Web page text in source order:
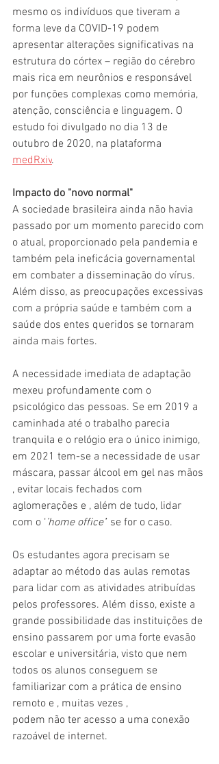
mesmo os indivíduos que tiveram a
forma leve da COVID-19 podem
apresentar alterações significativas na
estrutura do córtex – região do cérebro
mais rica em neurônios e responsável
por funções complexas como memória,
atenção, consciência e linguagem. O
estudo foi divulgado no dia 13 de
outubro de 2020, na plataforma
medRxiv.
Impacto do "novo normal"
A sociedade brasileira ainda não havia
passado por um momento parecido com
o atual, proporcionado pela pandemia e
também pela ineficácia governamental
em combater a disseminação do vírus.
Além disso, as preocupações excessivas
com a própria saúde e também com a
saúde dos entes queridos se tornaram
ainda mais fortes.
A necessidade imediata de adaptação
mexeu profundamente com o
psicológico das pessoas. Se em 2019 a
caminhada até o trabalho parecia
tranquila e o relógio era o único inimigo,
em 2021 tem-se a necessidade de usar
máscara, passar álcool em gel nas mãos
, evitar locais fechados com
aglomerações e , além de tudo, lidar
com o ‘’home office’’ se for o caso.
Os estudantes agora precisam se
adaptar ao método das aulas remotas
para lidar com as atividades atribuídas
pelos professores. Além disso, existe a
grande possibilidade das instituições de
ensino passarem por uma forte evasão
escolar e universitária, visto que nem
todos os alunos conseguem se
familiarizar com a prática de ensino
remoto e , muitas vezes ,
podem não ter acesso a uma conexão
razoável de internet.